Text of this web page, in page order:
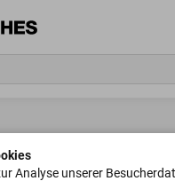
Analyse unserer